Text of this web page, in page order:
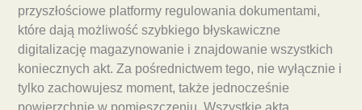
przyszłościowe platformy regulowania dokumentami,
które dają możliwość szybkiego błyskawiczne
digitalizację magazynowanie i znajdowanie wszystkich
koniecznych akt. Za pośrednictwem tego, nie wyłącznie i
tylko zachowujesz moment, także jednocześnie